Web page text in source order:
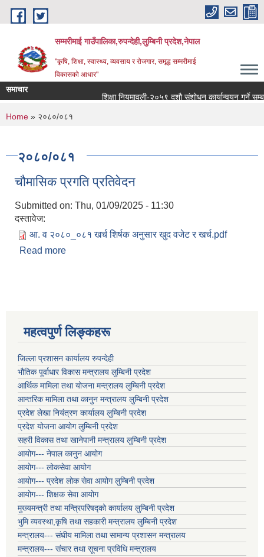
Skip to main content
सम्मरीमाई गाउँपालिका,रुपन्देही,लुम्बिनी प्रदेश,नेपाल
"कृषि, शिक्षा, स्वास्थ्य, व्यवसाय र रोजगार, समृद्ध सम्मरीमाई
विकासको आधार"
समाचार
शिक्षा नियमावली-२०५९ दशौ संशोधन कार्यान्वयन गर्ने
You are here
Home » २०८०/०८१
२०८०/०८१
चौमासिक प्रगति प्रतिवेदन
Submitted on: Thu, 01/09/2025 - 11:30
दस्तावेज:
आ. व २०८०_०८१ खर्च शिर्षक अनुसार खुद वजेट र खर्च.pdf
Read more
महत्वपुर्ण लिङ्कहरू
जिल्ला प्रशासन कार्यालय रुपन्देही
भौतिक पूर्वाधार विकास मन्त्रालय लुम्बिनी प्रदेश
आर्थिक मामिला तथा योजना मन्त्रालय लुम्बिनी प्रदेश
आन्तरिक मामिला तथा कानुन मन्त्रालय लुम्बिनी प्रदेश
प्रदेश लेखा नियंत्रण कार्यालय लुम्बिनी प्रदेश
प्रदेश योजना आयोग लुम्बिनी प्रदेश
सहरी विकास तथा खानेपानी मन्त्रालय लुम्बिनी प्रदेश
आयोग--- नेपाल कानुन आयोग
आयोग--- लोकसेवा आयोग
आयोग--- प्रदेश लोक सेवा आयोग लुम्बिनी प्रदेश
आयोग--- शिक्षक सेवा आयोग
मुख्यमन्त्री तथा मन्त्रिपरिषद्को कार्यालय लुम्बिनी प्रदेश
भुमि व्यवस्था,कृषि तथा सहकारी मन्त्रालय लुम्बिनी प्रदेश
मन्त्रालय--- संघीय मामिला तथा सामान्य प्रशासन मन्त्रालय
मन्त्रालय--- संचार तथा सूचना प्रविधि मन्त्रालय